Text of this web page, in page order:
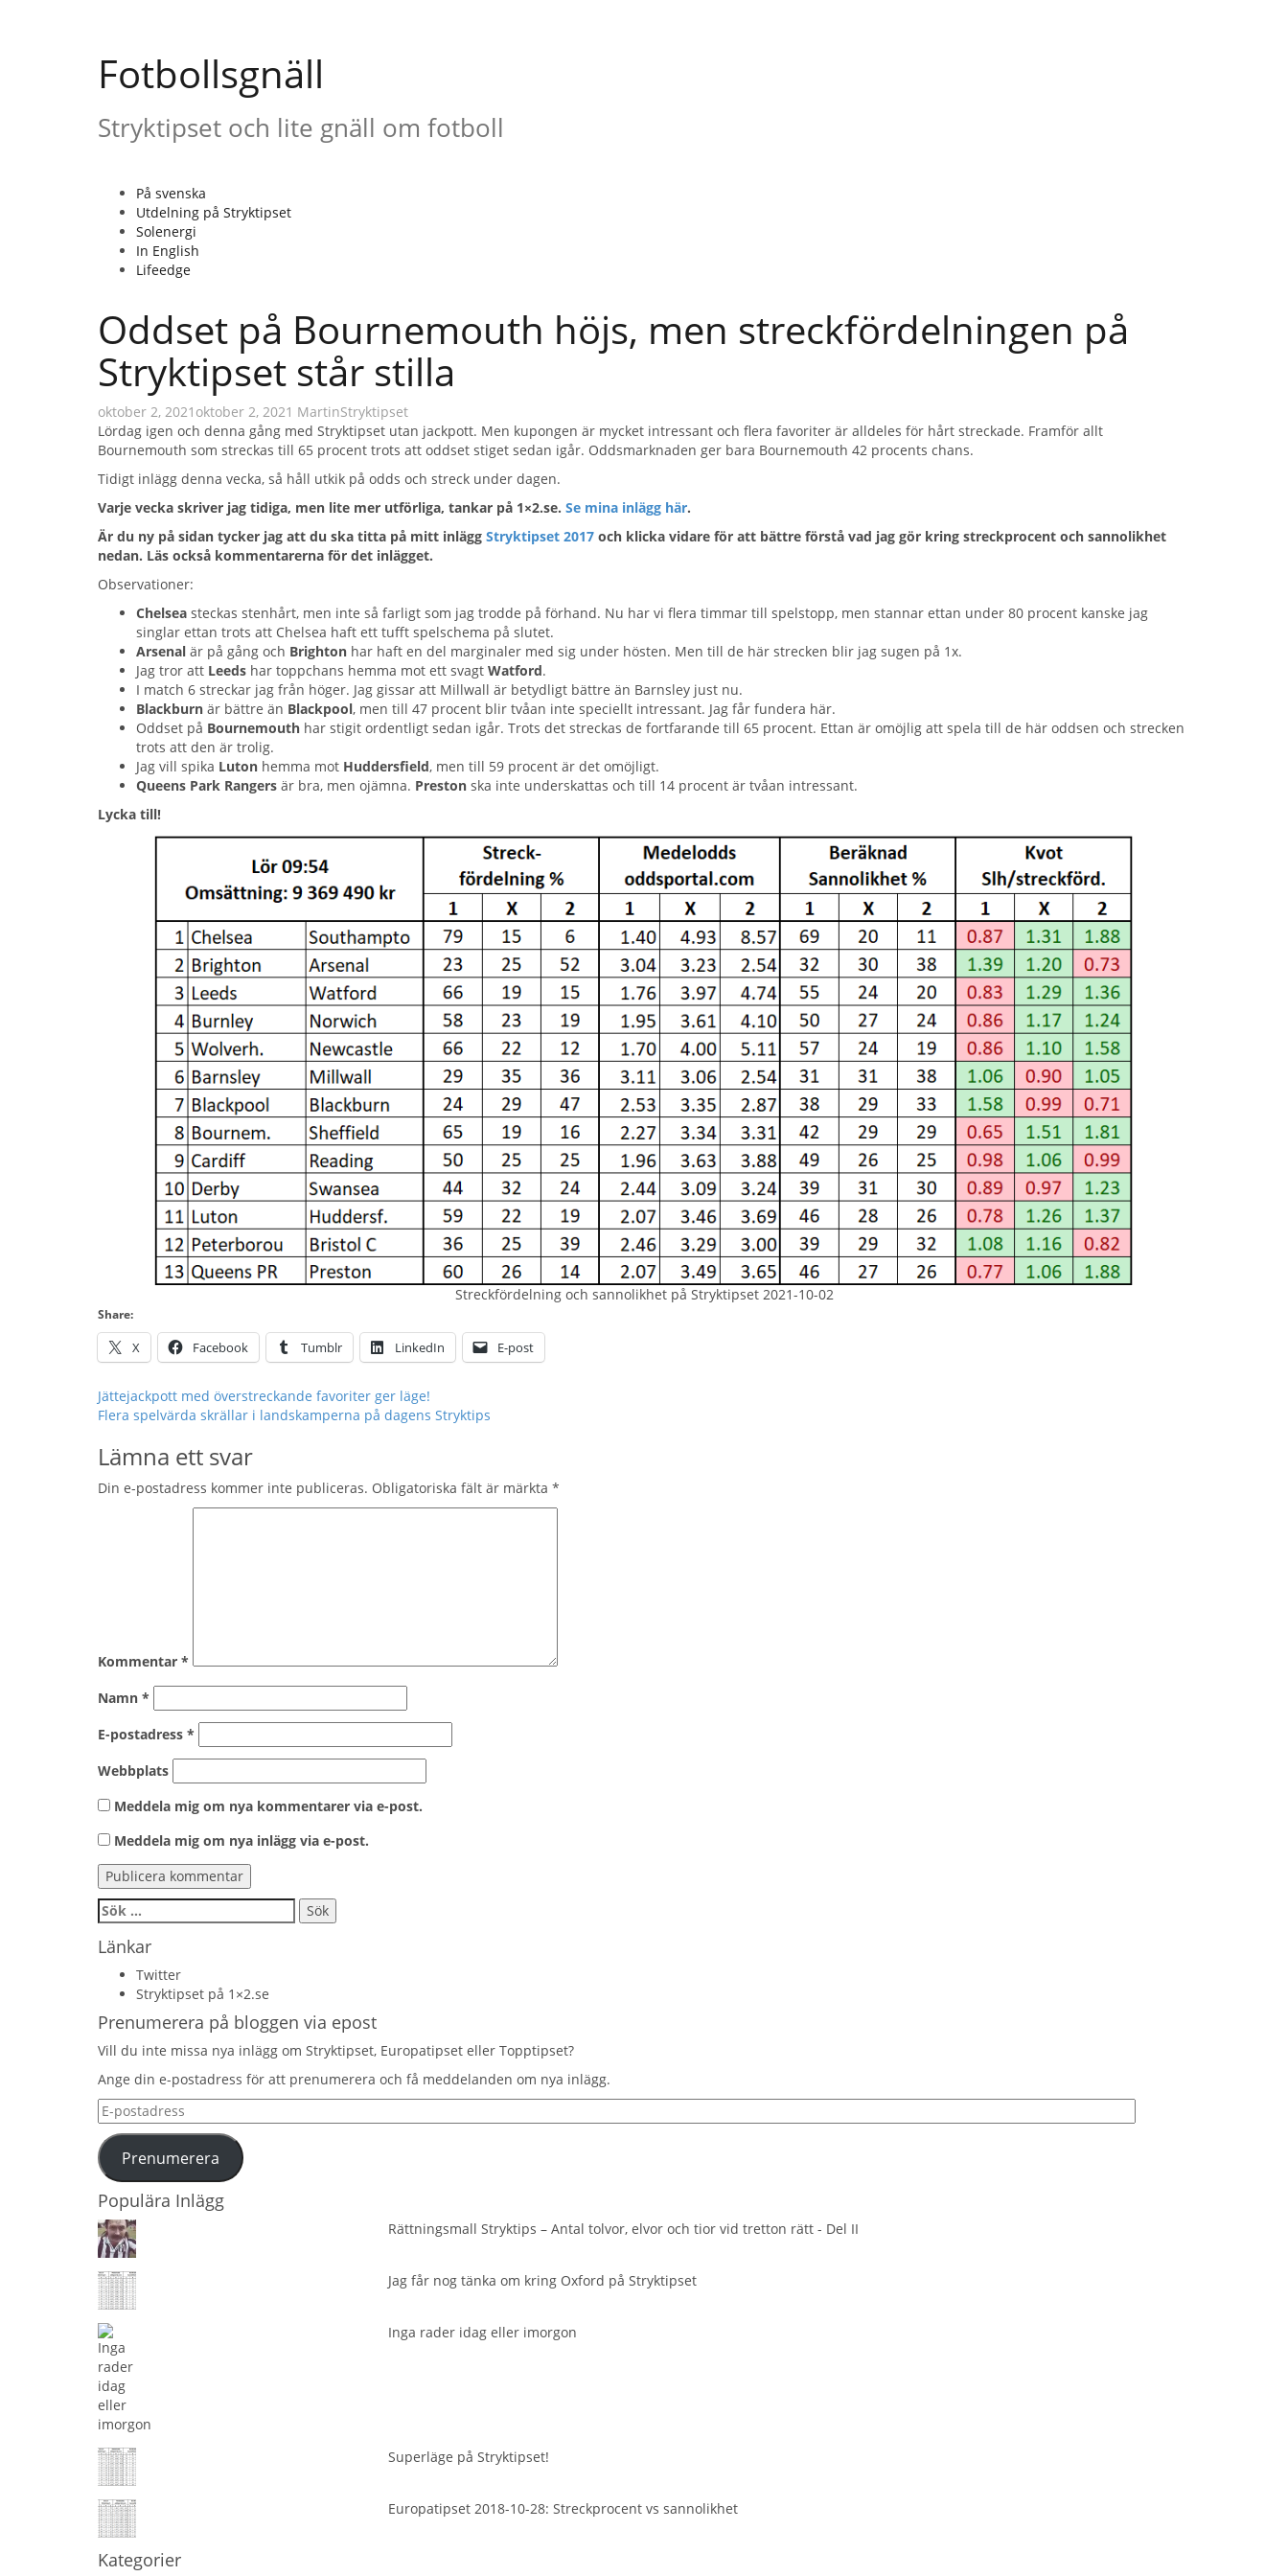
Fotbollsgnäll
Stryktipset och lite gnäll om fotboll
På svenska
Utdelning på Stryktipset
Solenergi
In English
Lifeedge
Oddset på Bournemouth höjs, men streckfördelningen på
Stryktipset står stilla
oktober 2, 2021 oktober 2, 2021 MartinStryktipset
Lördag igen och denna gång med Stryktipset utan jackpott. Men kupongen är mycket intressant och flera favoriter är alldeles för hårt streckade. Framför allt
Bournemouth som streckas till 65 procent trots att oddset stiget sedan igår. Oddsmarknaden ger bara Bournemouth 42 procents chans.
Tidigt inlägg denna vecka, så håll utkik på odds och streck under dagen.
Varje vecka skriver jag tidiga, men lite mer utförliga, tankar på 1×2.se. Se mina inlägg här.
Är du ny på sidan tycker jag att du ska titta på mitt inlägg Stryktipset 2017 och klicka vidare för att bättre förstå vad jag gör kring streckprocent och sannolikhet
nedan. Läs också kommentarerna för det inlägget.
Observationer:
Chelsea steckas stenhårt, men inte så farligt som jag trodde på förhand. Nu har vi flera timmar till spelstopp, men stannar ettan under 80 procent kanske jag
singlar ettan trots att Chelsea haft ett tufft spelschema på slutet.
Arsenal är på gång och Brighton har haft en del marginaler med sig under hösten. Men till de här strecken blir jag sugen på 1x.
Jag tror att Leeds har toppchans hemma mot ett svagt Watford.
I match 6 streckar jag från höger. Jag gissar att Millwall är betydligt bättre än Barnsley just nu.
Blackburn är bättre än Blackpool, men till 47 procent blir tvåan inte speciellt intressant. Jag får fundera här.
Oddset på Bournemouth har stigit ordentligt sedan igår. Trots det streckas de fortfarande till 65 procent. Ettan är omöjlig att spela till de här oddsen och strecken
trots att den är trolig.
Jag vill spika Luton hemma mot Huddersfield, men till 59 procent är det omöjligt.
Queens Park Rangers är bra, men ojämna. Preston ska inte underskattas och till 14 procent är tvåan intressant.
Lycka till!
Streckfördelning och sannolikhet på Stryktipset 2021-10-02
Share:
X Facebook Tumblr LinkedIn E-post
Inläggsnavigering
Jättejackpott med överstreckande favoriter ger läge!
Flera spelvärda skrällar i landskamperna på dagens Stryktips
Lämna ett svar
Din e-postadress kommer inte publiceras. Obligatoriska fält är märkta *
Kommentar *
Namn *
E-postadress *
Webbplats
Meddela mig om nya kommentarer via e-post.
Meddela mig om nya inlägg via e-post.
Sök
efter:
Länkar
Twitter
Stryktipset på 1×2.se
Prenumerera på bloggen via epost
Vill du inte missa nya inlägg om Stryktipset, Europatipset eller Topptipset?
Ange din e-postadress för att prenumerera och få meddelanden om nya inlägg.
E-
postadress
Prenumerera
Populära Inlägg
Rättningsmall Stryktips – Antal tolvor, elvor och tior vid tretton rätt - Del II
Jag får nog tänka om kring Oxford på Stryktipset
Inga rader idag eller imorgon
Superläge på Stryktipset!
Europatipset 2018-10-28: Streckprocent vs sannolikhet
Kategorier